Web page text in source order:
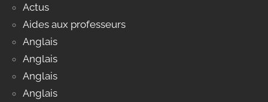
Actus
Aides aux professeurs
Anglais
Anglais
Anglais
Anglais